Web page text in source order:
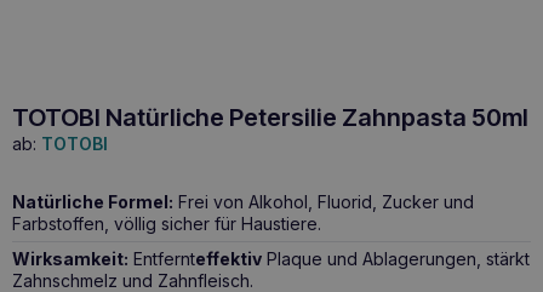
TOTOBI Natürliche Petersilie Zahnpasta 50ml
ab: TOTOBI
Natürliche Formel: Frei von Alkohol, Fluorid, Zucker und
Farbstoffen, völlig sicher für Haustiere.
Wirksamkeit: Entfernteffektiv Plaque und Ablagerungen, stärkt
Zahnschmelz und Zahnfleisch.